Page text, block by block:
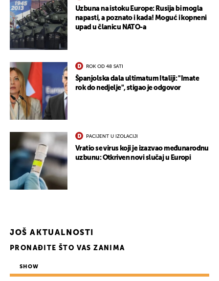
Uzbuna na istoku Europe: Rusija bi mogla
napasti, a poznato i kada! Moguć i kopneni
upad u članicu NATO-a
ROK OD 48 SATI
Španjolska dala ultimatum Italiji: "Imate
rok do nedjelje", stigao je odgovor
PACIJENT U IZOLACIJI
Vratio se virus koji je izazvao međunarodnu
uzbunu: Otkriven novi slučaj u Europi
JOŠ AKTUALNOSTI
PRONAĐITE ŠTO VAS ZANIMA
SHOW